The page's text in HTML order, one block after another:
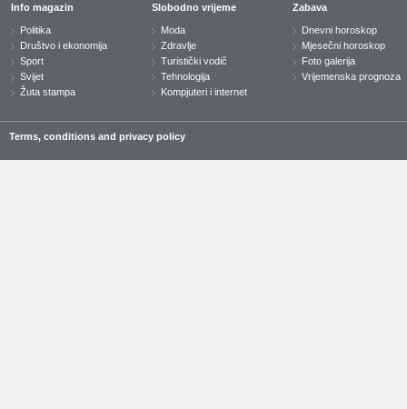
Info magazin
Politika
Društvo i ekonomija
Sport
Svijet
Žuta stampa
Slobodno vrijeme
Moda
Zdravlje
Turistički vodič
Tehnologija
Kompjuteri i internet
Zabava
Dnevni horoskop
Mjesečni horoskop
Foto galerija
Vrijemenska prognoza
Terms, conditions and privacy policy